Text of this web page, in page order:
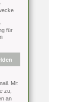
für
Mit
zu,
an